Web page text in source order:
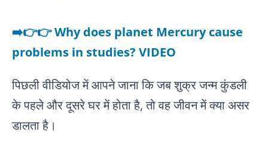
➡️👉👉 Why does planet Mercury cause
problems in studies? VIDEO
पिछली वीडियोज में आपने जाना कि जब शुक्र जन्म कुंडली
के पहले और दूसरे घर में होता है, तो वह जीवन में क्या असर
डालता है।